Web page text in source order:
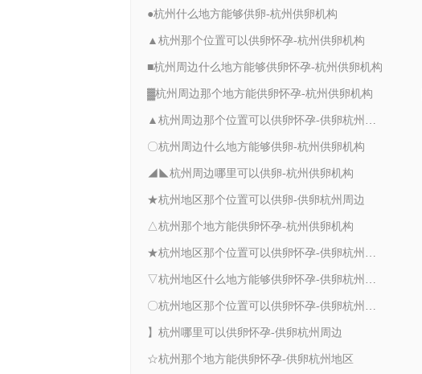
●杭州什么地方能够供卵-杭州供卵机构
▲杭州那个位置可以供卵怀孕-杭州供卵机构
■杭州周边什么地方能够供卵怀孕-杭州供卵机构
▓杭州周边那个地方能供卵怀孕-杭州供卵机构
▲杭州周边那个位置可以供卵怀孕-供卵杭州周边
〇杭州周边什么地方能够供卵-杭州供卵机构
◢◣杭州周边哪里可以供卵-杭州供卵机构
★杭州地区那个位置可以供卵-供卵杭州周边
△杭州那个地方能供卵怀孕-杭州供卵机构
★杭州地区那个位置可以供卵怀孕-供卵杭州周边
▽杭州地区什么地方能够供卵怀孕-供卵杭州地区
〇杭州地区那个位置可以供卵怀孕-供卵杭州地区
】杭州哪里可以供卵怀孕-供卵杭州周边
☆杭州那个地方能供卵怀孕-供卵杭州地区